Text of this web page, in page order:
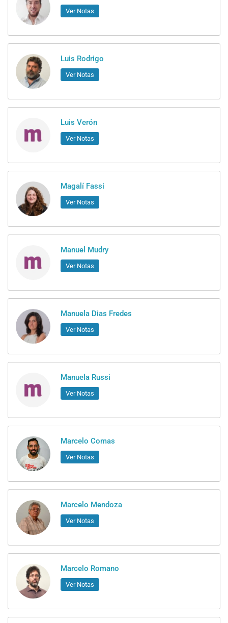
Ver Notas
Luis Rodrigo
Ver Notas
Luis Verón
Ver Notas
Magalí Fassi
Ver Notas
Manuel Mudry
Ver Notas
Manuela Dias Fredes
Ver Notas
Manuela Russi
Ver Notas
Marcelo Comas
Ver Notas
Marcelo Mendoza
Ver Notas
Marcelo Romano
Ver Notas